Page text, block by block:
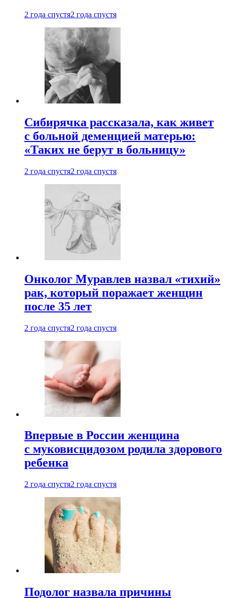
2 года спустя2 года спустя
Сибирячка рассказала, как живет
с больной деменцией матерью:
«Таких не берут в больницу»
2 года спустя2 года спустя
Онколог Муравлев назвал «тихий»
рак, который поражает женщин
после 35 лет
2 года спустя2 года спустя
Впервые в России женщина
с муковисцидозом родила здорового
ребенка
2 года спустя2 года спустя
Подолог назвала причины